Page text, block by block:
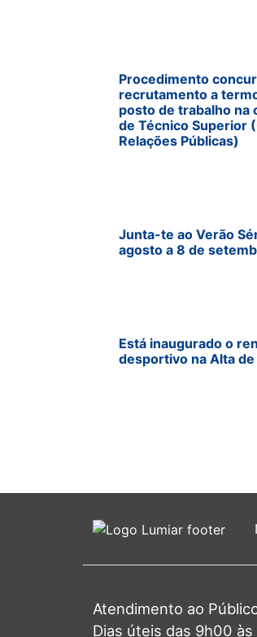
Procedimento
recrutamento a
posto de trabalho na
de Técnico Superior
Relações Públicas)
Junta-te ao Verão
agosto a 8 de
Está inaugurado o
desportivo na Alta de
Atendimento ao
Dias úteis das 9h00 às